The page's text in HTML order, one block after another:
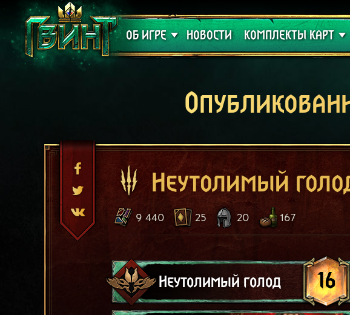
ОБ ИГРЕ
Поддержка
НОВОСТИ КОМПЛЕКТЫ КАРТ
Алое проклятие
Неутолимый
9 440 25 20 167
Неутолимый голод 16